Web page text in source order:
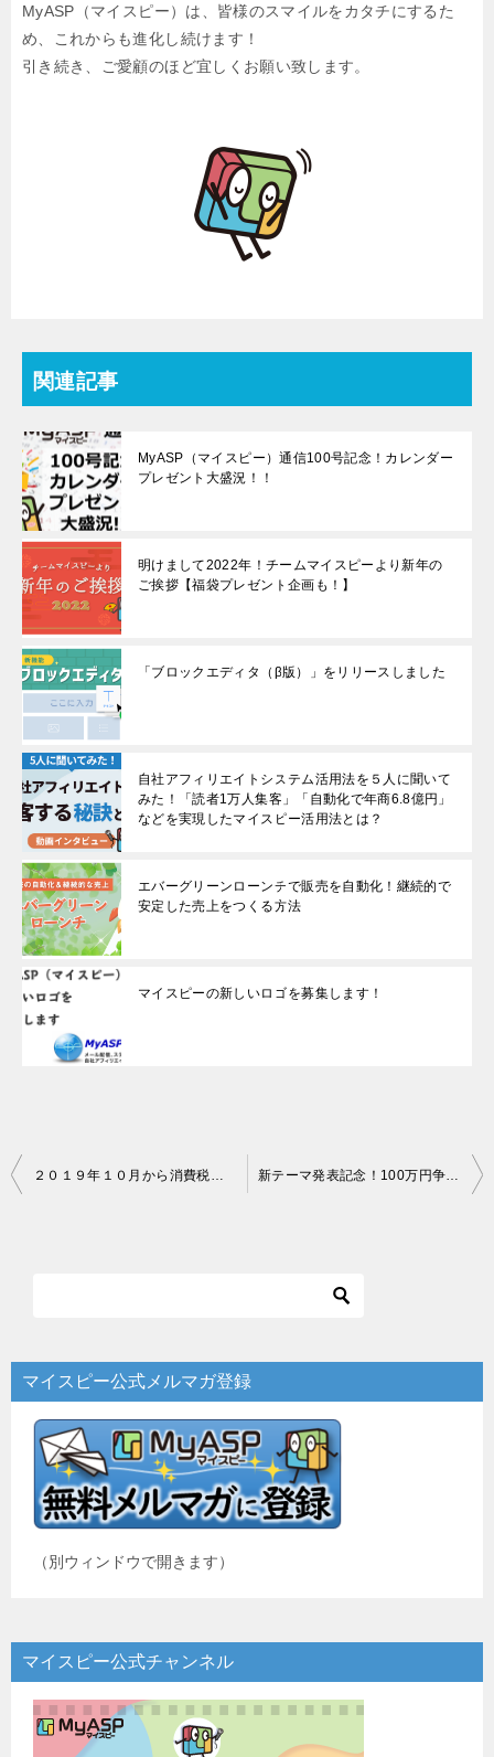
MyASP（マイスピー）は、皆様のスマイルをカタチにするた
め、これからも進化し続けます！
引き続き、ご愛顧のほど宜しくお願い致します。
関連記事
MyASP（マイスピー）通信100号記念！カレンダー
プレゼント大盛況！！
明けまして2022年！チームマイスピーより新年の
ご挨拶【福袋プレゼント企画も！】
「ブロックエディタ（β版）」をリリースしました
自社アフィリエイトシステム活用法を５人に聞いて
みた！「読者1万人集客」「自動化で年商6.8億円」
などを実現したマイスピー活用法とは？
エバーグリーンローンチで販売を自動化！継続的で
安定した売上をつくる方法
マイスピーの新しいロゴを募集します！
投
ー
シ
２０１９年１０月から消費税が１０％に引き上げ！！世の中やMyASP（マイスピー）はどう変わるの？ 新テーマ発表記念！100万円争奪！ MyASPデザインコンテスト2019
マイスピー公式メルマガ登録
（別ウィンドウで開きます）
マイスピー公式チャンネル